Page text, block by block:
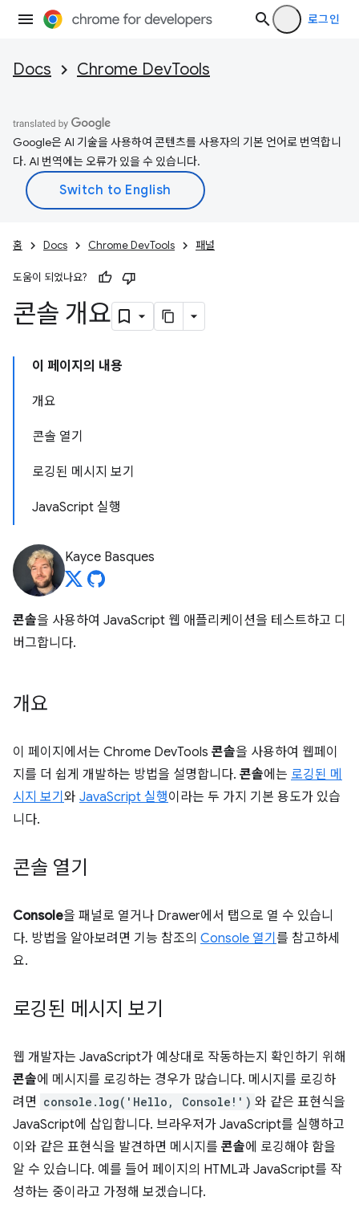
로그인
Docs Chrome DevTools
Google은 AI 기술을 사용하여 콘텐츠를 사용자의 기본 언어로 번역합니
다. AI 번역에는 오류가 있을 수 있습니다.
홈 Docs Chrome DevTools 패널
도움이 되었나요?
콘솔 개요
이 페이지의 내용
개요
콘솔 열기
로깅된 메시지 보기
JavaScript 실행
Kayce Basques
콘솔을 사용하여 JavaScript 웹 애플리케이션을 테스트하고 디
버그합니다.
개요
이 페이지에서는 Chrome DevTools 콘솔을 사용하여 웹페이
지를 더 쉽게 개발하는 방법을 설명합니다. 콘솔에는 로깅된 메
시지 보기 와 JavaScript 실행이라는 두 가지 기본 용도가 있습
니다.
콘솔 열기
Console을 패널로 열거나 Drawer에서 탭으로 열 수 있습니
다. 방법을 알아보려면 기능 참조의 Console 열기 를 참고하세
요.
로깅된 메시지 보기
웹 개발자는 JavaScript가 예상대로 작동하는지 확인하기 위해
콘솔에 메시지를 로깅하는 경우가 많습니다. 메시지를 로깅하
려면 console.log('Hello, Console!') 와 같은 표현식을
JavaScript에 삽입합니다. 브라우저가 JavaScript를 실행하고
이와 같은 표현식을 발견하면 메시지를 콘솔에 로깅해야 함을
알 수 있습니다. 예를 들어 페이지의 HTML과 JavaScript를 작
성하는 중이라고 가정해 보겠습니다.